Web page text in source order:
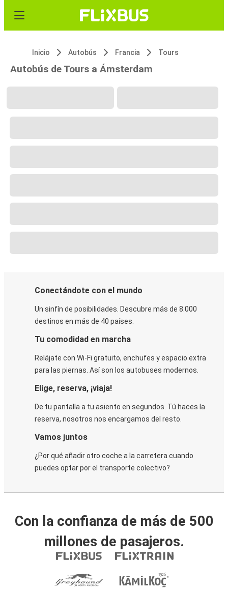
Inicio Autobús Francia Tours
Autobús de Tours a Ámsterdam
Conectándote con el mundo
Un sinfín de posibilidades. Descubre más de 8.000
destinos en más de 40 países.
Tu comodidad en marcha
Relájate con Wi-Fi gratuito, enchufes y espacio extra
para las piernas. Así son los autobuses modernos.
Elige, reserva, ¡viaja!
De tu pantalla a tu asiento en segundos. Tú haces la
reserva, nosotros nos encargamos del resto.
Vamos juntos
¿Por qué añadir otro coche a la carretera cuando
puedes optar por el transporte colectivo?
Con la confianza de más de 500
millones de pasajeros.